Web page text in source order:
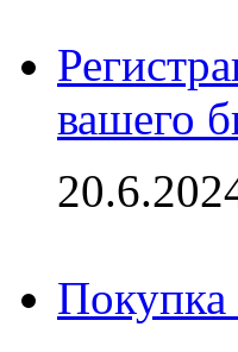
вашего
Покупка